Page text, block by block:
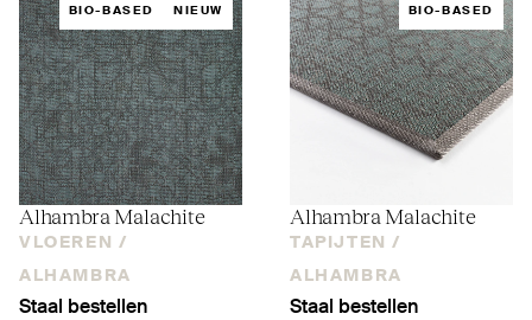
BIO-BASED NIEUW
Alhambra Malachite
VLOEREN /
ALHAMBRA
Staal bestellen
BIO-BASED
Alhambra Malachite
TAPIJTEN /
ALHAMBRA
Staal bestellen